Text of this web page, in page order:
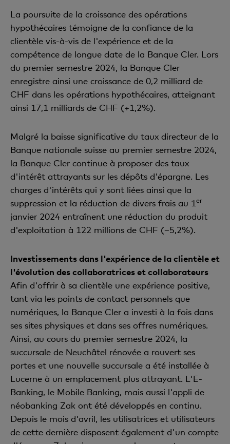
La poursuite de la croissance des opérations
hypothécaires témoigne de la confiance de la
clientèle vis-à-vis de l'expérience et de la
compétence de longue date de la Banque Cler. Lors
du premier semestre 2024, la Banque Cler
enregistre ainsi une croissance de 0,2 milliard de
CHF dans les opérations hypothécaires, atteignant
ainsi 17,1 milliards de CHF (+1,2%).
Malgré la baisse significative du taux directeur de la
Banque nationale suisse au premier semestre 2024,
la Banque Cler continue à proposer des taux
d'intérêt attrayants sur les dépôts d'épargne. Les
charges d'intérêts qui y sont liées ainsi que la
suppression et la réduction de divers frais au 1er
janvier 2024 entraînent une réduction du produit
d'exploitation à 122 millions de CHF (–5,2%).
Investissements dans l'expérience de la clientèle et
l'évolution des collaboratrices et collaborateurs
Afin d'offrir à sa clientèle une expérience positive,
tant via les points de contact personnels que
numériques, la Banque Cler a investi à la fois dans
ses sites physiques et dans ses offres numériques.
Ainsi, au cours du premier semestre 2024, la
succursale de Neuchâtel rénovée a rouvert ses
portes et une nouvelle succursale a été installée à
Lucerne à un emplacement plus attrayant. L'E-
Banking, le Mobile Banking, mais aussi l'appli de
néobanking Zak ont été développés en continu.
Depuis le mois d'avril, les utilisatrices et utilisateurs
de cette dernière disposent également d'un compte